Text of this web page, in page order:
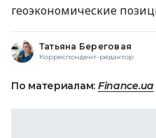
геоэкономические
Татьяна Береговая
Корреспондент-редактор
По материалам: Finance.ua